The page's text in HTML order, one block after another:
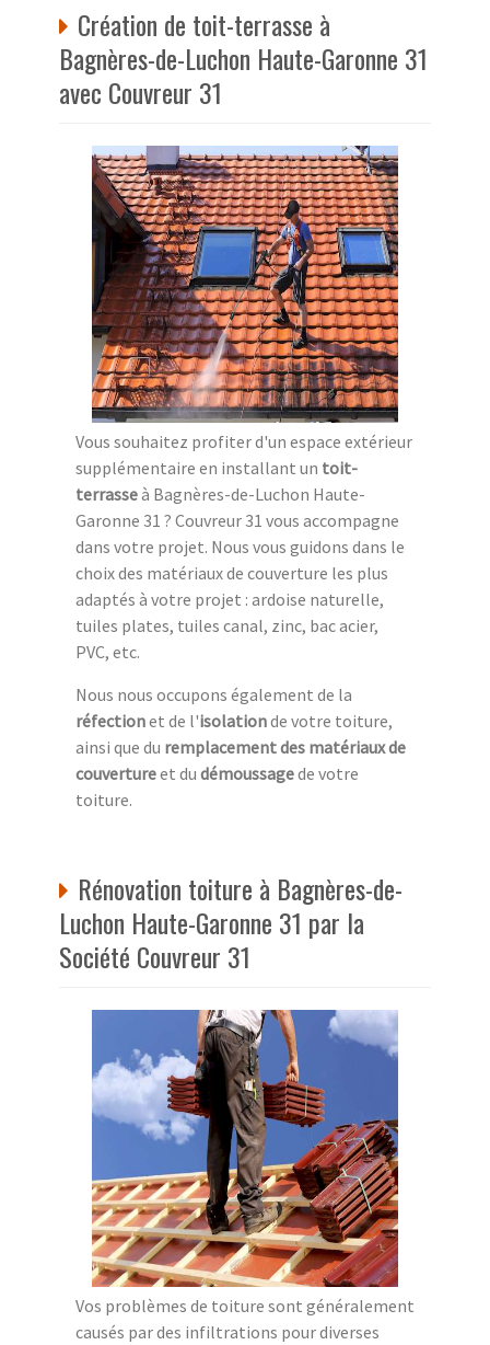
Création de toit-terrasse à
Bagnères-de-Luchon Haute-Garonne 31
avec Couvreur 31
Vous souhaitez profiter d'un espace extérieur
supplémentaire en installant un toit-
terrasseà Bagnères-de-Luchon Haute-
Garonne 31 ? Couvreur 31 vous accompagne
dans votre projet. Nous vous guidons dans le
choix des matériaux de couverture les plus
adaptés à votre projet : ardoise naturelle,
tuiles plates, tuiles canal, zinc, bac acier,
PVC, etc.
Nous nous occupons également de la
réfectionet de l'isolationde votre toiture,
ainsi que du remplacement des matériaux de
couvertureet du démoussagede votre
toiture.
Rénovation toiture à Bagnères-de-
Luchon Haute-Garonne 31 par la
Société Couvreur 31
Vos problèmes de toiture sont généralement
causés par des infiltrations pour diverses